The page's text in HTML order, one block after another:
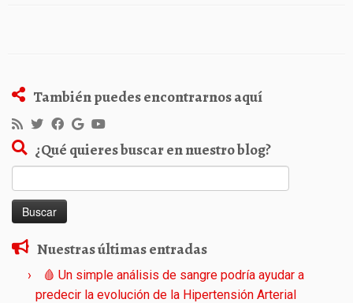
También puedes encontrarnos aquí
¿Qué quieres buscar en nuestro blog?
Nuestras últimas entradas
🩸 Un simple análisis de sangre podría ayudar a
predecir la evolución de la Hipertensión Arterial